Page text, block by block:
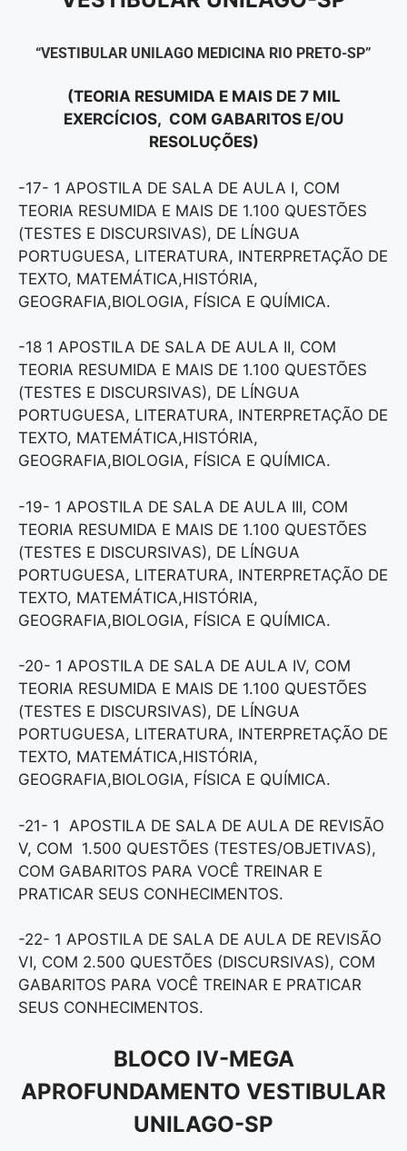
“VESTIBULAR UNILAGO MEDICINA RIO PRETO-SP”
(TEORIA RESUMIDA E MAIS DE 7 MIL
EXERCÍCIOS, COM GABARITOS E/OU
RESOLUÇÕES)
-17- 1 APOSTILA DE SALA DE AULA I, COM
TEORIA RESUMIDA E MAIS DE 1.100 QUESTÕES
(TESTES E DISCURSIVAS), DE LÍNGUA
PORTUGUESA, LITERATURA, INTERPRETAÇÃO DE
TEXTO, MATEMÁTICA,HISTÓRIA,
GEOGRAFIA,BIOLOGIA, FÍSICA E QUÍMICA.
-18 1 APOSTILA DE SALA DE AULA II, COM
TEORIA RESUMIDA E MAIS DE 1.100 QUESTÕES
(TESTES E DISCURSIVAS), DE LÍNGUA
PORTUGUESA, LITERATURA, INTERPRETAÇÃO DE
TEXTO, MATEMÁTICA,HISTÓRIA,
GEOGRAFIA,BIOLOGIA, FÍSICA E QUÍMICA.
-19- 1 APOSTILA DE SALA DE AULA III, COM
TEORIA RESUMIDA E MAIS DE 1.100 QUESTÕES
(TESTES E DISCURSIVAS), DE LÍNGUA
PORTUGUESA, LITERATURA, INTERPRETAÇÃO DE
TEXTO, MATEMÁTICA,HISTÓRIA,
GEOGRAFIA,BIOLOGIA, FÍSICA E QUÍMICA.
-20- 1 APOSTILA DE SALA DE AULA IV, COM
TEORIA RESUMIDA E MAIS DE 1.100 QUESTÕES
(TESTES E DISCURSIVAS), DE LÍNGUA
PORTUGUESA, LITERATURA, INTERPRETAÇÃO DE
TEXTO, MATEMÁTICA,HISTÓRIA,
GEOGRAFIA,BIOLOGIA, FÍSICA E QUÍMICA.
-21- 1 APOSTILA DE SALA DE AULA DE REVISÃO
V, COM 1.500 QUESTÕES (TESTES/OBJETIVAS),
COM GABARITOS PARA VOCÊ TREINAR E
PRATICAR SEUS CONHECIMENTOS.
-22- 1 APOSTILA DE SALA DE AULA DE REVISÃO
VI, COM 2.500 QUESTÕES (DISCURSIVAS), COM
GABARITOS PARA VOCÊ TREINAR E PRATICAR
SEUS CONHECIMENTOS.
BLOCO IV-MEGA
APROFUNDAMENTO VESTIBULAR
UNILAGO-SP